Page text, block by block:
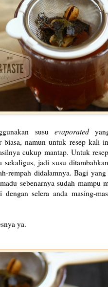
susu evaporated
biasa, namun untuk resep kali
cukup mantap. Untuk
sekaligus, jadi susu
rempah didalamnya. Bagi
sebenarnya sudah mampu
dengan selera anda masing-
ya.